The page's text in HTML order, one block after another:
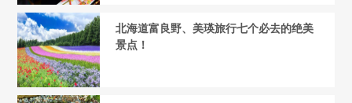
北海道富良野、美瑛旅行七个必去的绝美
景点！